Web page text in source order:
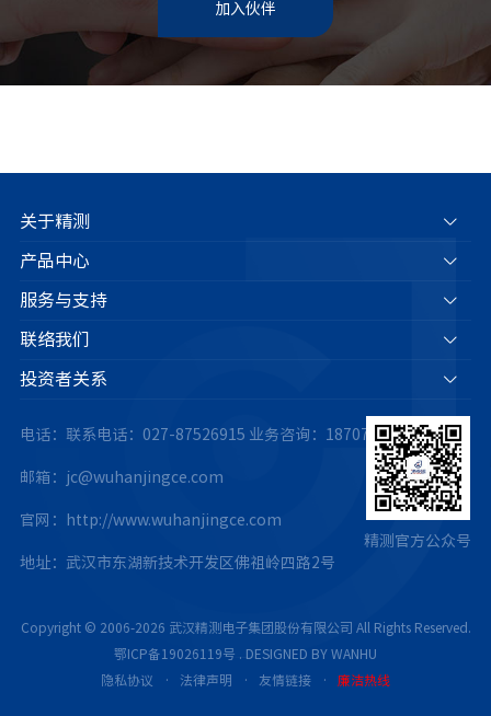
加入伙伴
关于精测
产品中心
服务与支持
联络我们
投资者关系
电话：联系电话：027-87526915 业务咨询：18707175063
邮箱：jc@wuhanjingce.com
官网：http://www.wuhanjingce.com
地址：武汉市东湖新技术开发区佛祖岭四路2号
精测官方公众号
Copyright © 2006-2026 武汉精测电子集团股份有限公司 All Rights Reserved.
鄂ICP备19026119号
DESIGNED BY WANHU
隐私协议
· 法律声明 · 友情链接 · 廉洁热线